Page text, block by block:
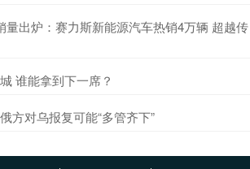
量出炉：赛力斯新能源汽车热销4万辆 超越传
谁能拿到下一席？
方对乌报复可能“多管齐下”